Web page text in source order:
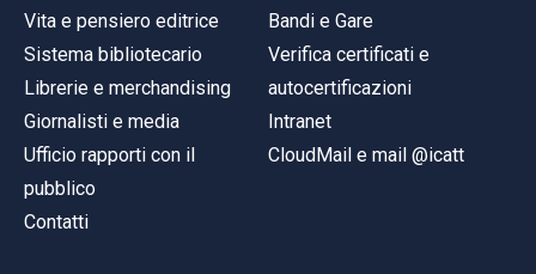
Vita e pensiero editrice
Sistema bibliotecario
Librerie e merchandising
Giornalisti e media
Ufficio rapporti con il
pubblico
Contatti
Bandi e Gare
Verifica certificati e
autocertificazioni
Intranet
CloudMail e mail @icatt